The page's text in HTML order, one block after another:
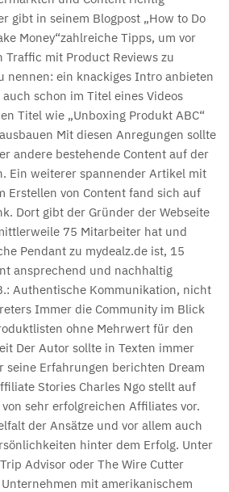
gibt in seinem Blogpost „How to Do
Money“zahlreiche Tipps, um vor
mit Product Reviews zu
nennen: ein knackiges Intro anbieten
schon im Titel eines Videos
Titel wie „Unboxing Produkt ABC“
Mit diesen Anregungen sollte
andere bestehende Content auf der
Ein weiterer spannender Artikel mit
Erstellen von Content fand sich auf
Dort gibt der Gründer der Webseite
75 Mitarbeiter hat und
Pendant zu mydealz.de ist, 15
ansprechend und nachhaltig
Authentische Kommunikation, nicht
Immer die Community im Blick
ohne Mehrwert für den
Der Autor sollte in Texten immer
seine Erfahrungen berichten Dream
Stories Charles Ngo stellt auf
sehr erfolgreichen Affiliates vor.
der Ansätze und vor allem auch
hinter dem Erfolg. Unter
Advisor oder The Wire Cutter
mit amerikanischem